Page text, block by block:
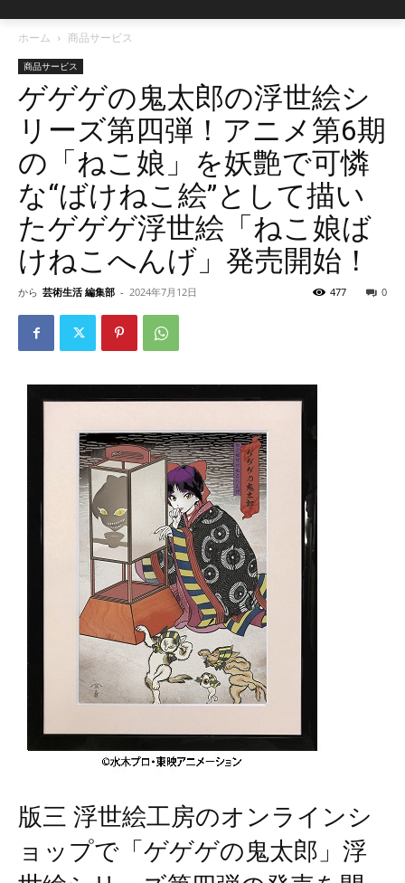
ホーム 商品サービス
商品サービス
ゲゲゲの鬼太郎の浮世絵シ
リーズ第四弾！アニメ第6期
の「ねこ娘」を妖艶で可憐
な“ばけねこ絵”として描い
たゲゲゲ浮世絵「ねこ娘ば
けねこへんげ」発売開始！
から 芸術生活 編集部 - 2024年7月12日 0
477
版三 浮世絵工房のオンラインシ
ョップで「ゲゲゲの鬼太郎」浮